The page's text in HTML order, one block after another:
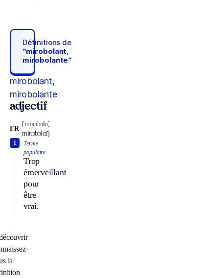
Définitions de
“mirobolant,
mirobolante“
mirobolant,
mirobolante
adjectif
FR
[miʀɔbɔlɑ̃,
miʀɔbɔlɑ̃t]
Terme
populaire.
Trop
émerveillant
pour
être
vrai.
1
la